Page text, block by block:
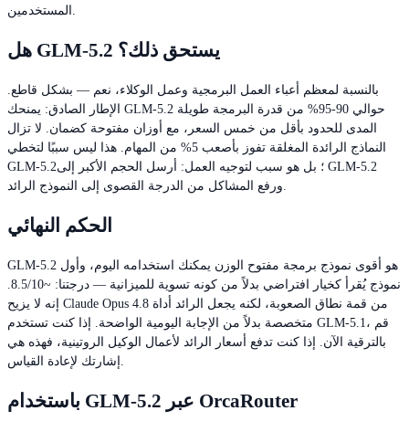
المستخدمين.
هل GLM-5.2 يستحق ذلك؟
بالنسبة لمعظم أعباء العمل البرمجية وعمل الوكلاء، نعم — بشكل قاطع.
الإطار الصادق: يمنحك GLM-5.2 حوالي 90-95% من قدرة البرمجة طويلة
المدى للحدود بأقل من خمس السعر، مع أوزان مفتوحة كضمان. لا تزال
النماذج الرائدة المغلقة تفوز بأصعب 5% من المهام. هذا ليس سببًا لتخطي
GLM-5.2؛ بل هو سبب لتوجيه العمل: أرسل الحجم الأكبر إلى GLM-5.2
ورفع المشاكل من الدرجة القصوى إلى النموذج الرائد.
الحكم النهائي
GLM-5.2 هو أقوى نموذج برمجة مفتوح الوزن يمكنك استخدامه اليوم، وأول
نموذج يُقرأ كخيار افتراضي بدلاً من كونه تسوية للميزانية — درجتنا: ~8.5/10.
إنه لا يزيح Claude Opus 4.8 من قمة نطاق الصعوبة، لكنه يجعل الرائد أداة
متخصصة بدلاً من الإجابة اليومية الواضحة. إذا كنت تستخدم GLM-5.1، قم
بالترقية الآن. إذا كنت تدفع أسعار الرائد لأعمال الوكيل الروتينية، فهذه هي
إشارتك لإعادة القياس.
باستخدام GLM-5.2 عبر OrcaRouter